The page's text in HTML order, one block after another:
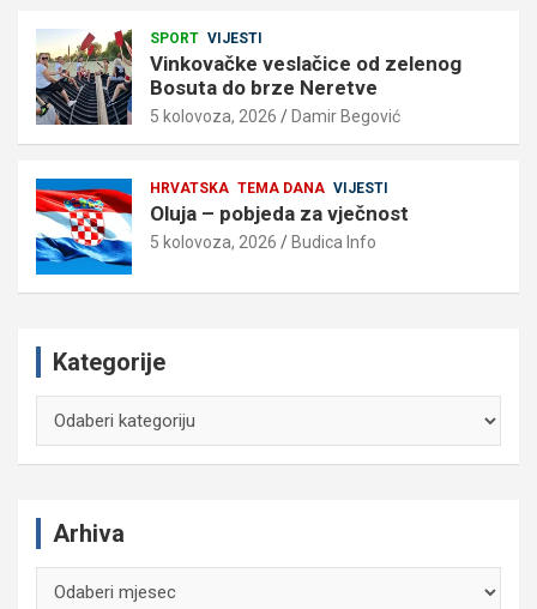
SPORT VIJESTI
Vinkovačke veslačice od zelenog
Bosuta do brze Neretve
5 kolovoza, 2026 Damir Begović
HRVATSKA TEMA DANA VIJESTI
Oluja – pobjeda za vječnost
5 kolovoza, 2026 Budica Info
Kategorije
Arhiva